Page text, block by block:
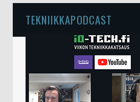
TEKNIIKKAPODCAST